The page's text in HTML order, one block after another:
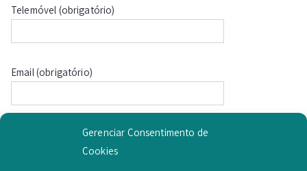
Gerenciar Consentimento de
Cookies
Telemóvel (obrigatório)
Email (obrigatório)
Morada (obrigatório)